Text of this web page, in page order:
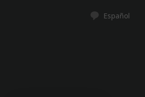
Español